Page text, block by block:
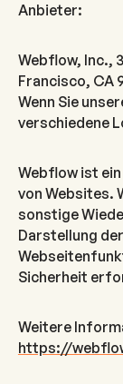
Anbieter:
Webflow, Inc.,
Francisco, CA
Wenn Sie
verschiedene
Webflow ist
von Websites.
sonstige
Darstellung
Sicherheit
Weitere
https://